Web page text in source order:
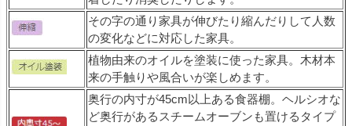
その字の通り家具が伸びたり縮んだりして人数
の変化などに対応した家具。
植物由来のオイルを塗装に使った家具。木材本
来の手触りや風合いが楽しめます。
奥行の内寸が45cm以上ある食器棚。ヘルシオな
ど奥行があるスチームオーブンも置けるタイプ